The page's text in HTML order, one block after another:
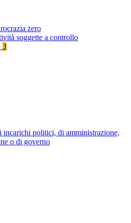
zero
soggette a controllo
3
incarichi politici, di amministrazione,
o di governo